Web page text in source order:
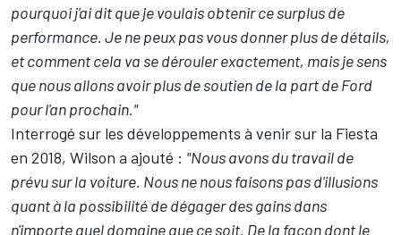
pourquoi j'ai dit que je voulais obtenir ce surplus de
performance. Je ne peux pas vous donner plus de détails,
et comment cela va se dérouler exactement, mais je sens
que nous allons avoir plus de soutien de la part de Ford
pour l'an prochain."
Interrogé sur les développements à venir sur la Fiesta
en 2018, Wilson a ajouté : "Nous avons du travail de
prévu sur la voiture. Nous ne nous faisons pas d'illusions
quant à la possibilité de dégager des gains dans
n'importe quel domaine que ce soit. De la façon dont le